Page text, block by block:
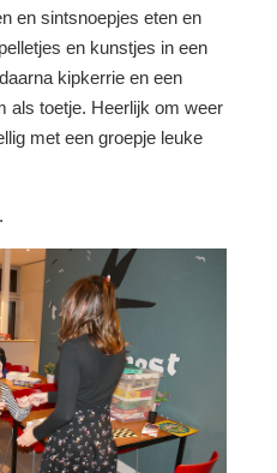
en sintsnoepjes eten en
en kunstjes in een
kipkerrie en een
als toetje. Heerlijk om weer
met een groepje leuke